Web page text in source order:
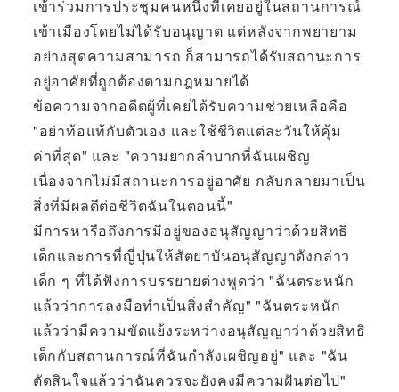
เข้าร่วมการประชุมคนหนึ่งที่เคยอยู่ในสถานการณ์
เข้าเมืองโดยไม่ได้รับอนุญาต แต่หลังจากพยายาม
อย่างสุดความสามารถ ก็สามารถได้รับสถานะการ
อยู่อาศัยที่ถูกต้องตามกฎหมายได้
ข้อความจากอดีตผู้ที่เคยได้รับความช่วยเหลือคือ
"อย่าท้อแท้กับตัวเอง และใช้ชีวิตแต่ละวันให้คุ้ม
ค่าที่สุด" และ "ความยากลำบากที่ฉันเผชิญ
เนื่องจากไม่มีสถานะการอยู่อาศัย กลับกลายมาเป็น
สิ่งที่มีผลดีต่อชีวิตฉันในตอนนี้"
มีการหารือถึงการมีอยู่ของอนุสัญญาว่าด้วยสิทธิ
เด็กและการที่ญี่ปุ่นให้สัตยาบันอนุสัญญาดังกล่าว
เด็ก ๆ ที่ได้ฟังการบรรยายต่างพูดว่า "ฉันตระหนัก
แล้วว่าการลงมือทำเป็นสิ่งสำคัญ" "ฉันตระหนัก
แล้วว่ามีความขัดแย้งระหว่างอนุสัญญาว่าด้วยสิทธิ
เด็กกับสถานการณ์ที่ฉันกำลังเผชิญอยู่" และ "ฉัน
ตัดสินใจแล้วว่าฉันควรจะยังคงมีความฝันต่อไป"